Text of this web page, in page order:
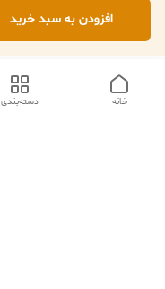
افزودن به سبد خرید
دسته‌بندی خانه